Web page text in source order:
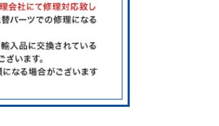
ーの関係上WEBへの掲載を控
と店頭処理との時間差で在庫